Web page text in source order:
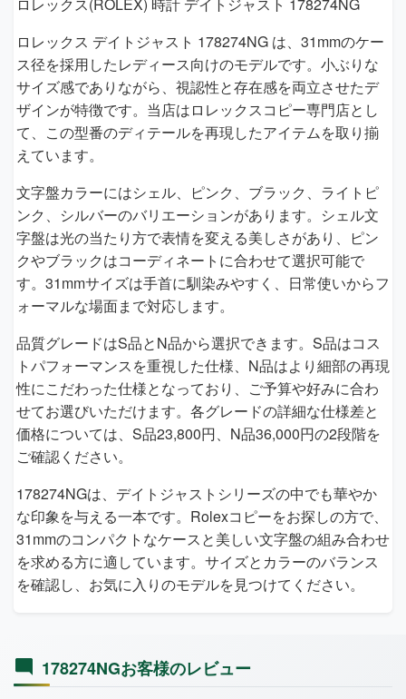
ロレックス(ROLEX) 時計 デイトジャスト 178274NG
ロレックス デイトジャスト 178274NG は、31mmのケー
ス径を採用したレディース向けのモデルです。小ぶりな
サイズ感でありながら、視認性と存在感を両立させたデ
ザインが特徴です。当店はロレックスコピー専門店とし
て、この型番のディテールを再現したアイテムを取り揃
えています。
文字盤カラーにはシェル、ピンク、ブラック、ライトピ
ンク、シルバーのバリエーションがあります。シェル文
字盤は光の当たり方で表情を変える美しさがあり、ピン
クやブラックはコーディネートに合わせて選択可能で
す。31mmサイズは手首に馴染みやすく、日常使いからフ
ォーマルな場面まで対応します。
品質グレードはS品とN品から選択できます。S品はコス
トパフォーマンスを重視した仕様、N品はより細部の再現
性にこだわった仕様となっており、ご予算や好みに合わ
せてお選びいただけます。各グレードの詳細な仕様差と
価格については、S品23,800円、N品36,000円の2段階を
ご確認ください。
178274NGは、デイトジャストシリーズの中でも華やか
な印象を与える一本です。Rolexコピーをお探しの方で、
31mmのコンパクトなケースと美しい文字盤の組み合わせ
を求める方に適しています。サイズとカラーのバランス
を確認し、お気に入りのモデルを見つけてください。
178274NGお客様のレビュー